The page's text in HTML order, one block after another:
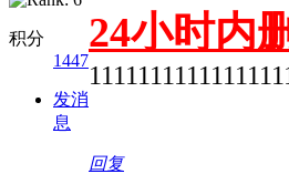
积分
1447
发消
息
24小时内
回复